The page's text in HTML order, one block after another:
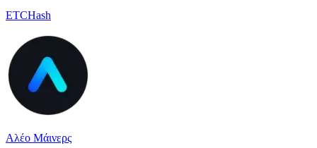
ETCHash
Αλέο Μάινερς